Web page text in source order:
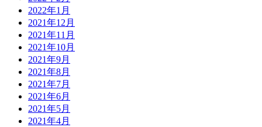
2022年1月
2021年12月
2021年11月
2021年10月
2021年9月
2021年8月
2021年7月
2021年6月
2021年5月
2021年4月